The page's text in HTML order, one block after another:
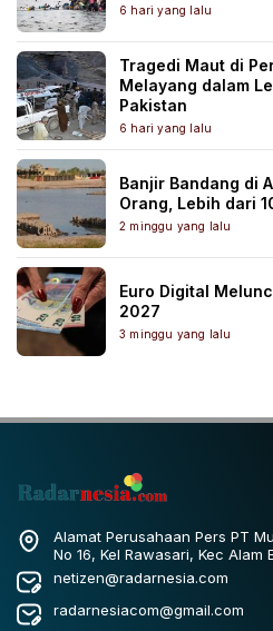
6 hari yang lalu
Tragedi Maut di
Melayang dalam
Pakistan
6 hari yang lalu
Banjir Bandang di
Orang, Lebih dari
2 minggu yang lalu
Euro Digital
2027
3 minggu yang lalu
Alamat Perusahaan Pers PT
No 16, Kel Rawasari, Kec Alam
netizen@radarnesia.com
radarnesiacom@gmail.com